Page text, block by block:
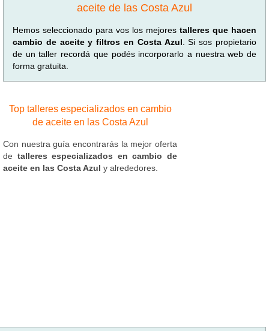
aceite de las Costa Azul
Hemos seleccionado para vos los mejores talleres que hacen
cambio de aceite y filtros en Costa Azul . Si sos propietario
de un taller recordá que podés incorporarlo a nuestra web de
forma gratuita.
Top talleres especializados en cambio
de aceite en las Costa Azul
Con nuestra guía encontrarás la mejor oferta
de talleres especializados en cambio de
aceite en las Costa Azul y alrededores.